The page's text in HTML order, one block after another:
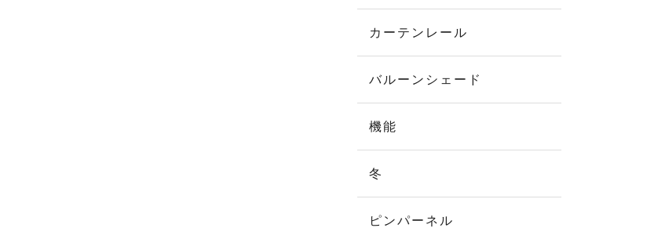
カーテンレール
バルーンシェード
機能
冬
ピンパーネル